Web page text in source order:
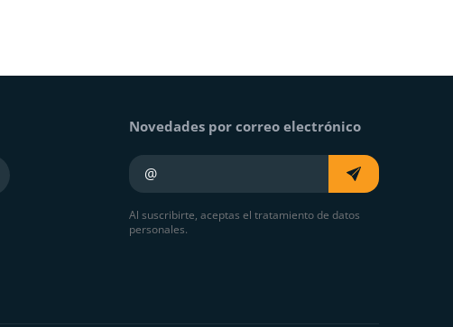
Novedades por correo electrónico
Su e-mail
Al suscribirte, aceptas el tratamiento de datos
personales.